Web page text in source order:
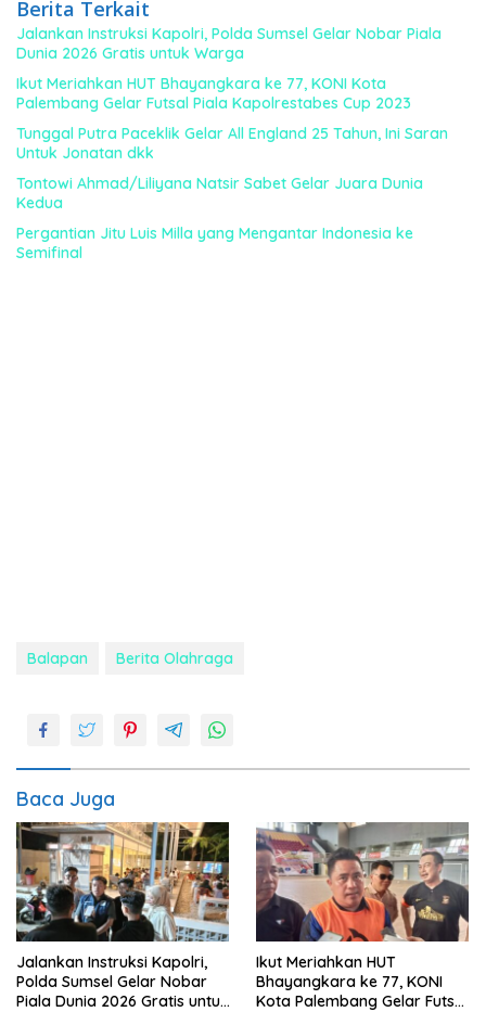
Berita Terkait
Jalankan Instruksi Kapolri, Polda Sumsel Gelar Nobar Piala
Dunia 2026 Gratis untuk Warga
Ikut Meriahkan HUT Bhayangkara ke 77, KONI Kota
Palembang Gelar Futsal Piala Kapolrestabes Cup 2023
Tunggal Putra Paceklik Gelar All England 25 Tahun, Ini Saran
Untuk Jonatan dkk
Tontowi Ahmad/Liliyana Natsir Sabet Gelar Juara Dunia
Kedua
Pergantian Jitu Luis Milla yang Mengantar Indonesia ke
Semifinal
Balapan Berita Olahraga
Baca Juga
Jalankan Instruksi Kapolri,
Polda Sumsel Gelar Nobar
Piala Dunia 2026 Gratis untuk
Ikut Meriahkan HUT
Bhayangkara ke 77, KONI
Kota Palembang Gelar Futsal